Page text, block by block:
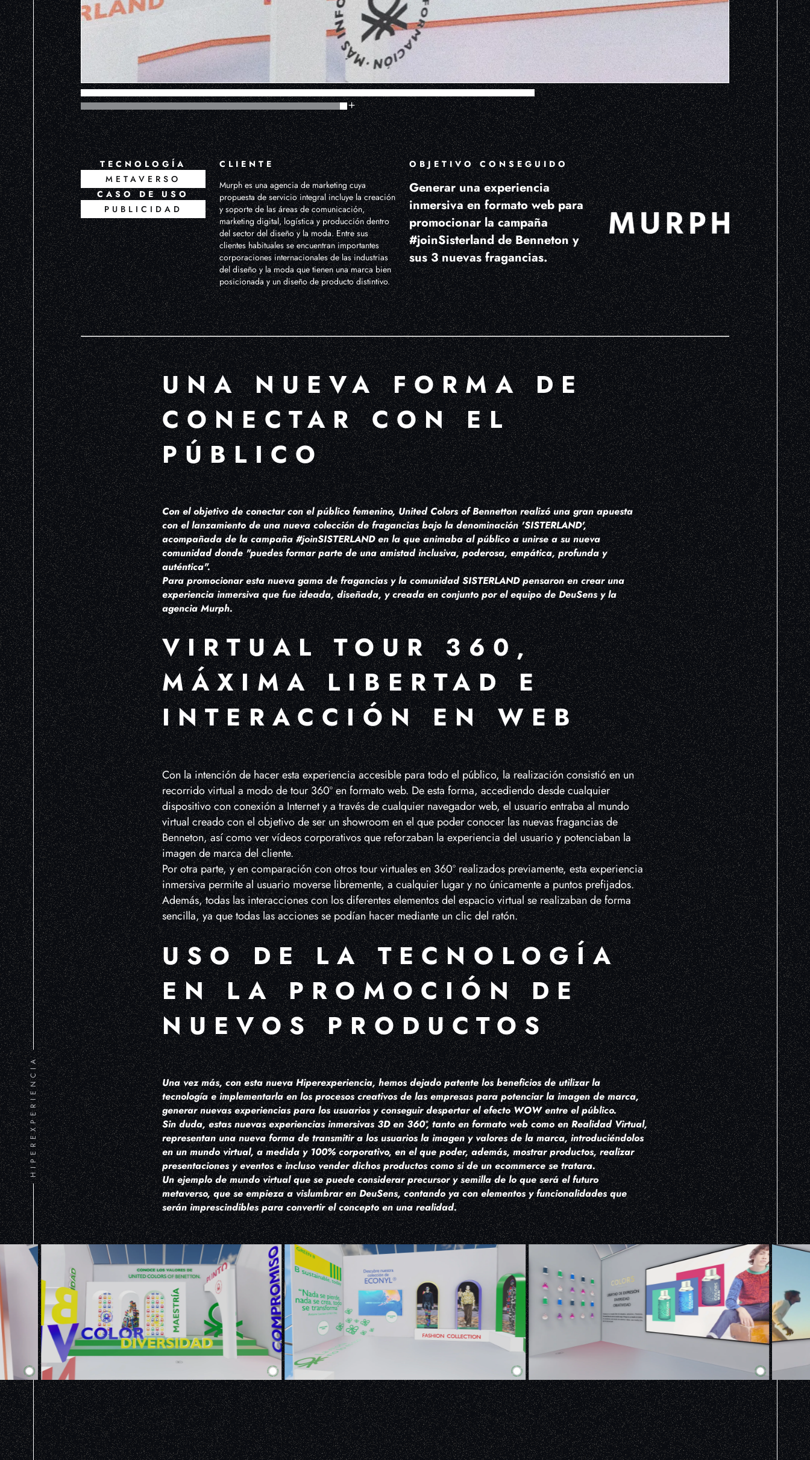
HIPEREXPERIENCIA
TECNOLOGÍA
METAVERSO
CASO DE USO
PUBLICIDAD
CLIENTE
Murph es una agencia de marketing cuya
propuesta de servicio integral incluye la creación
y soporte de las áreas de comunicación,
marketing digital, logística y producción dentro
del sector del diseño y la moda. Entre sus
clientes habituales se encuentran importantes
corporaciones internacionales de las industrias
del diseño y la moda que tienen una marca bien
posicionada y un diseño de producto distintivo.
OBJETIVO CONSEGUIDO
Generar una experiencia
inmersiva en formato web para
promocionar la campaña
#joinSisterland de Benneton y
sus 3 nuevas fragancias.
UNA NUEVA FORMA DE
CONECTAR CON EL
PÚBLICO
Con el objetivo de conectar con el público femenino, United Colors of Bennetton realizó una gran apuesta
con el lanzamiento de una nueva colección de fragancias bajo la denominación 'SISTERLAND',
acompañada de la campaña #joinSISTERLAND en la que animaba al público a unirse a su nueva
comunidad donde "puedes formar parte de una amistad inclusiva, poderosa, empática, profunda y
auténtica".
Para promocionar esta nueva gama de fragancias y la comunidad SISTERLAND pensaron en crear una
experiencia inmersiva que fue ideada, diseñada, y creada en conjunto por el equipo de DeuSens y la
agencia Murph.
VIRTUAL TOUR 360,
MÁXIMA LIBERTAD E
INTERACCIÓN EN WEB
Con la intención de hacer esta experiencia accesible para todo el público, la realización consistió en un
recorrido virtual a modo de tour 360º en formato web. De esta forma, accediendo desde cualquier
dispositivo con conexión a Internet y a través de cualquier navegador web, el usuario entraba al mundo
virtual creado con el objetivo de ser un showroom en el que poder conocer las nuevas fragancias de
Benneton, así como ver vídeos corporativos que reforzaban la experiencia del usuario y potenciaban la
imagen de marca del cliente.
Por otra parte, y en comparación con otros tour virtuales en 360º realizados previamente, esta experiencia
inmersiva permite al usuario moverse libremente, a cualquier lugar y no únicamente a puntos prefijados.
Además, todas las interacciones con los diferentes elementos del espacio virtual se realizaban de forma
sencilla, ya que todas las acciones se podían hacer mediante un clic del ratón.
USO DE LA TECNOLOGÍA
EN LA PROMOCIÓN DE
NUEVOS PRODUCTOS
Una vez más, con esta nueva Hiperexperiencia, hemos dejado patente los beneficios de utilizar la
tecnología e implementarla en los procesos creativos de las empresas para potenciar la imagen de marca,
generar nuevas experiencias para los usuarios y conseguir despertar el efecto WOW entre el público.
Sin duda, estas nuevas experiencias inmersivas 3D en 360º, tanto en formato web como en Realidad Virtual,
representan una nueva forma de transmitir a los usuarios la imagen y valores de la marca, introduciéndolos
en un mundo virtual, a medida y 100% corporativo, en el que poder, además, mostrar productos, realizar
presentaciones y eventos e incluso vender dichos productos como si de un ecommerce se tratara.
Un ejemplo de mundo virtual que se puede considerar precursor y semilla de lo que será el futuro
metaverso, que se empieza a vislumbrar en DeuSens, contando ya con elementos y funcionalidades que
serán imprescindibles para convertir el concepto en una realidad.